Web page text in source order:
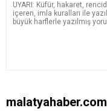
UYARI: Küfür, hakaret,
içeren, imla kuralları ile
büyük harflerle yazılmış